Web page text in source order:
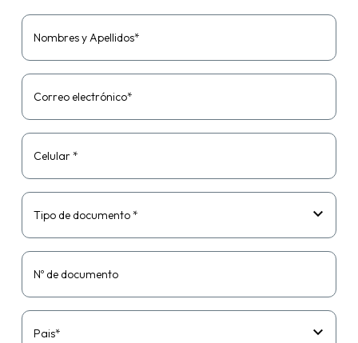
Nombres y Apellidos*
Correo electrónico*
Celular *
Tipo de documento *
Nº de documento
Pais*